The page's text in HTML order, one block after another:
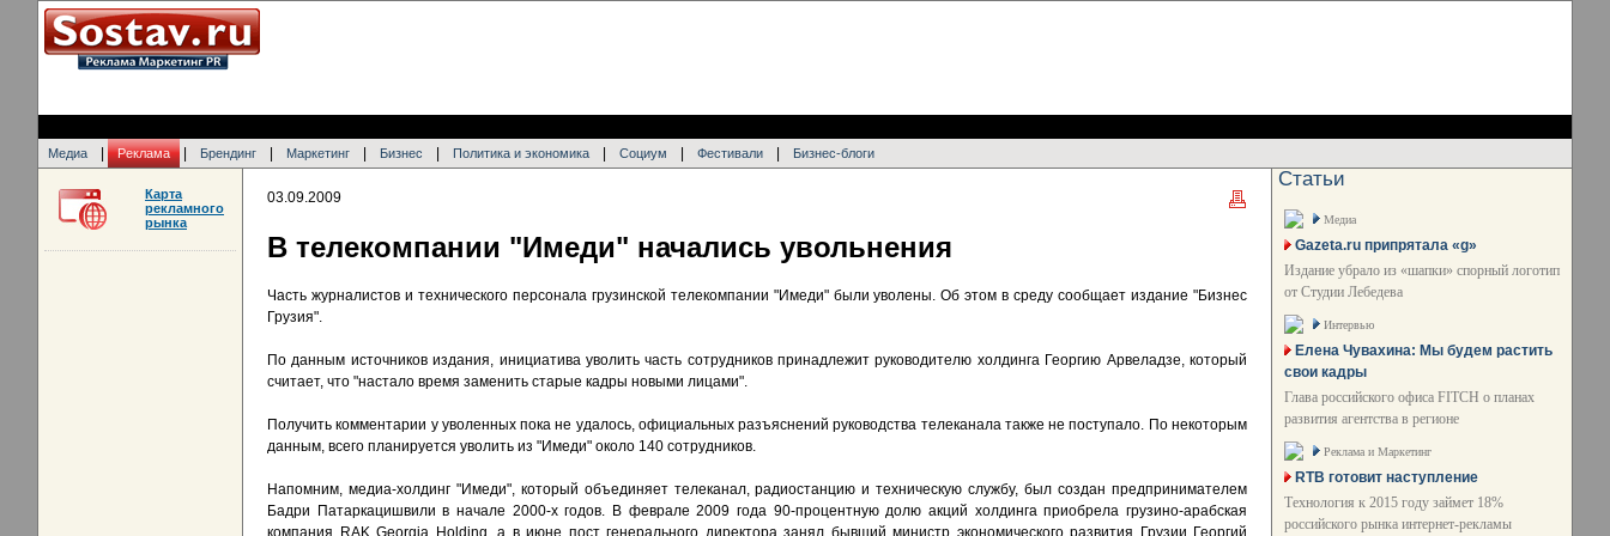
Медиа Реклама Брендинг Маркетинг Бизнес Политика и экономика Социум Фестивали Бизнес-блоги
03.09.2009
В телекомпании "Имеди" начались увольнения
Часть журналистов и технического персонала грузинской телекомпании "Имеди" были уволены. Об этом в среду сообщает издание "Бизнес
Грузия".
По данным источников издания, инициатива уволить часть сотрудников принадлежит руководителю холдинга Георгию Арвеладзе, который
считает, что "настало время заменить старые кадры новыми лицами".
Получить комментарии у уволенных пока не удалось, официальных разъяснений руководства телеканала также не поступало. По некоторым
данным, всего планируется уволить из "Имеди" около 140 сотрудников.
Напомним, медиа-холдинг "Имеди", который объединяет телеканал, радиостанцию и техническую службу, был создан предпринимателем
Бадри Патаркацишвили в начале 2000-х годов. В феврале 2009 года 90-процентную долю акций холдинга приобрела грузино-арабская
компания RAK Georgia Holding, а в июне пост генерального директора занял бывший министр экономического развития Грузии Георгий
Карта
рекламного
рынка
Статьи
Медиа
Gazeta.ru припрятала «g»
Издание убрало из «шапки» спорный логотип
от Студии Лебедева
Интервью
Елена Чувахина: Мы будем растить
свои кадры
Глава российского офиса FITCH о планах
развития агентства в регионе
Реклама и Маркетинг
RTB готовит наступление
Технология к 2015 году займет 18%
российского рынка интернет-рекламы